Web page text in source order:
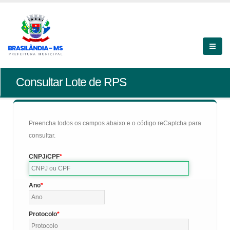
Consultar Lote de RPS
Preencha todos os campos abaixo e o código reCaptcha para
consultar.
CNPJ/CPF
Ano
Protocolo